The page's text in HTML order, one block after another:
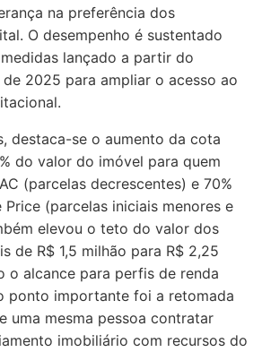
na preferência dos
O desempenho é sustentado
lançado a partir do
2025 para ampliar o acesso ao
destaca-se o aumento da cota
do valor do imóvel para quem
(parcelas decrescentes) e 70%
(parcelas iniciais menores e
elevou o teto do valor dos
de R$ 1,5 milhão para R$ 2,25
o alcance para perfis de renda
ponto importante foi a retomada
uma mesma pessoa contratar
imobiliário com recursos do